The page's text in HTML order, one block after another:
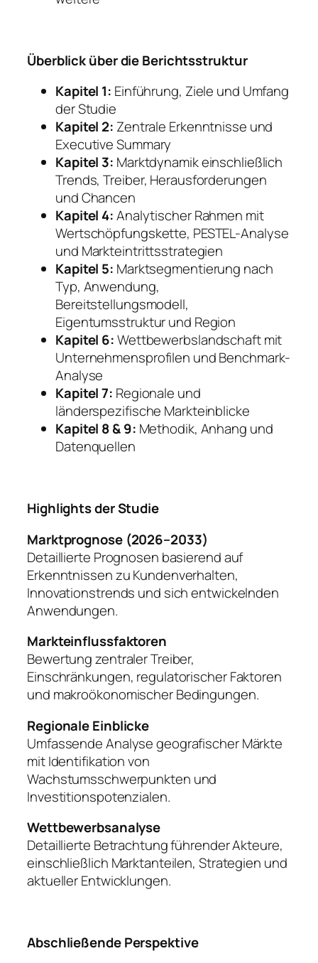
Überblick über die Berichtsstruktur
Kapitel 1: Einführung, Ziele und Umfang
der Studie
Kapitel 2: Zentrale Erkenntnisse und
Executive Summary
Kapitel 3: Marktdynamik einschließlich
Trends, Treiber, Herausforderungen
und Chancen
Kapitel 4:Analytischer Rahmen mit
Wertschöpfungskette, PESTEL-Analyse
und Markteintrittsstrategien
Kapitel 5: Marktsegmentierung nach
Typ, Anwendung,
Bereitstellungsmodell,
Eigentumsstruktur und Region
Kapitel 6:Wettbewerbslandschaft mit
Unternehmensprofilen und Benchmark-
Analyse
Kapitel 7: Regionale und
länderspezifische Markteinblicke
Kapitel 8 & 9: Methodik, Anhang und
Datenquellen
Highlights der Studie
Marktprognose (2026–2033)
Detaillierte Prognosen basierend auf
Erkenntnissen zu Kundenverhalten,
Innovationstrends und sich entwickelnden
Anwendungen.
Markteinflussfaktoren
Bewertung zentraler Treiber,
Einschränkungen, regulatorischer Faktoren
und makroökonomischer Bedingungen.
Regionale Einblicke
Umfassende Analyse geografischer Märkte
mit Identifikation von
Wachstumsschwerpunkten und
Investitionspotenzialen.
Wettbewerbsanalyse
Detaillierte Betrachtung führender Akteure,
einschließlich Marktanteilen, Strategien und
aktueller Entwicklungen.
Abschließende Perspektive